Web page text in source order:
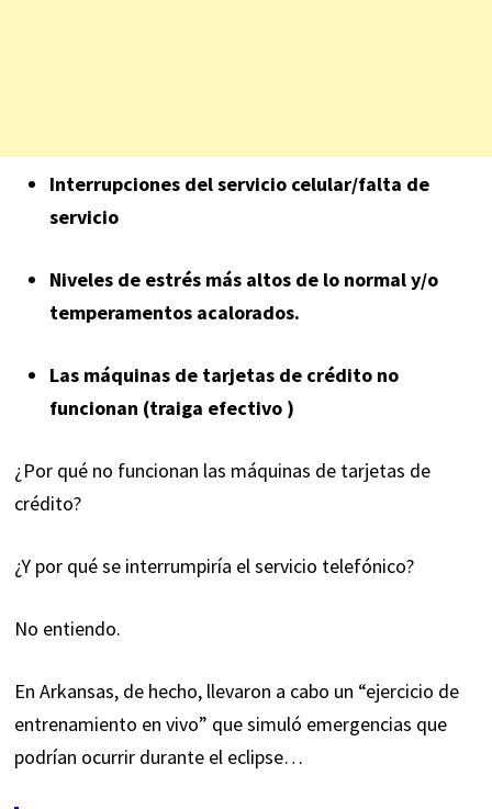
Interrupciones del servicio celular/falta de
servicio
Niveles de estrés más altos de lo normal y/o
temperamentos acalorados.
Las máquinas de tarjetas de crédito no
funcionan (traiga efectivo )
¿Por qué no funcionan las máquinas de tarjetas de
crédito?
¿Y por qué se interrumpiría el servicio telefónico?
No entiendo.
En Arkansas, de hecho, llevaron a cabo un “ejercicio de
entrenamiento en vivo” que simuló emergencias que
podrían ocurrir durante el eclipse…